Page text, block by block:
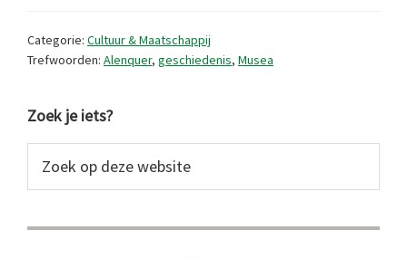
Categorie: Cultuur & Maatschappij
Trefwoorden: Alenquer, geschiedenis, Musea
Primaire
Sidebar
Zoek je iets?
op
website